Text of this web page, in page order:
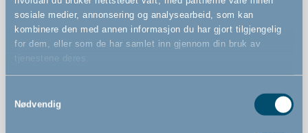
sosiale medier, annonsering og analysearbeid, som kan
kombinere den med annen informasjon du har gjort tilgjengelig
for dem, eller som de har samlet inn gjennom din bruk av
tjenestene deres.
Nødvendig
på 33 cm eller 72 cm
Kjøpes separat
Kan åpnes til begge sider